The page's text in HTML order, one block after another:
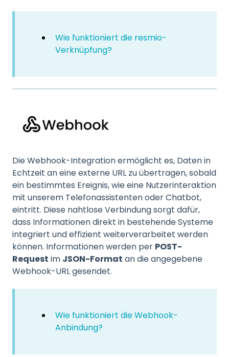
Wie funktioniert die resmio-
Verknüpfung?
Die Webhook-Integration ermöglicht es, Daten in
Echtzeit an eine externe URL zu übertragen, sobald
ein bestimmtes Ereignis, wie eine Nutzerinteraktion
mit unserem Telefonassistenten oder Chatbot,
eintritt. Diese nahtlose Verbindung sorgt dafür,
dass Informationen direkt in bestehende Systeme
integriert und effizient weiterverarbeitet werden
können. Informationen werden per POST-
Request im JSON-Format an die angegebene
Webhook-URL gesendet.
Wie funktioniert die Webhook-
Anbindung?